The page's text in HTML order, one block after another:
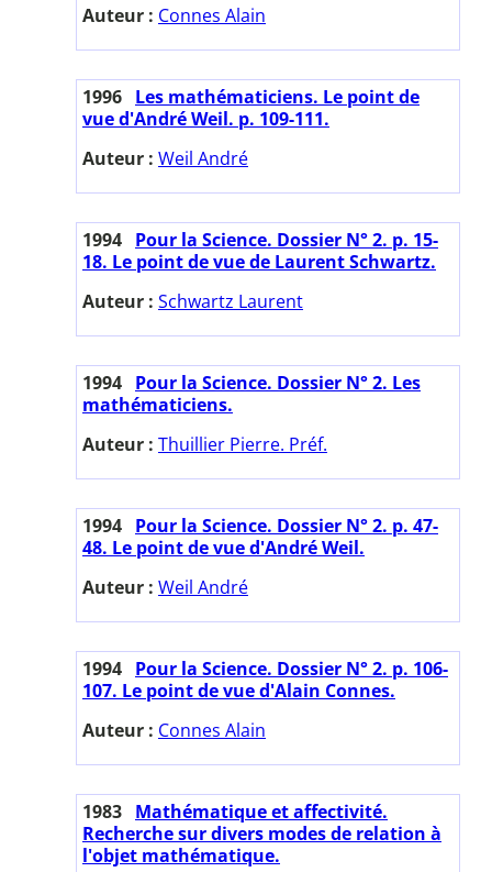
Auteur : Connes Alain
1996 Les mathématiciens. Le point de
vue d'André Weil. p. 109-111.
Auteur : Weil André
1994 Pour la Science. Dossier N° 2. p. 15-
18. Le point de vue de Laurent Schwartz.
Auteur : Schwartz Laurent
1994 Pour la Science. Dossier N° 2. Les
mathématiciens.
Auteur : Thuillier Pierre. Préf.
1994 Pour la Science. Dossier N° 2. p. 47-
48. Le point de vue d'André Weil.
Auteur : Weil André
1994 Pour la Science. Dossier N° 2. p. 106-
107. Le point de vue d'Alain Connes.
Auteur : Connes Alain
1983 Mathématique et affectivité.
Recherche sur divers modes de relation à
l'objet mathématique.